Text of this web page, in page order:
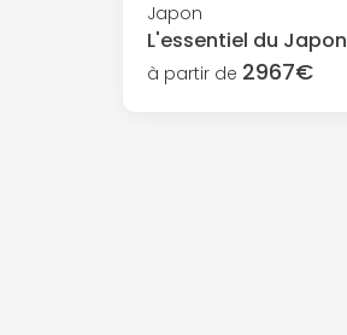
Japon
L'essentiel du Japon
à partir de 2967€